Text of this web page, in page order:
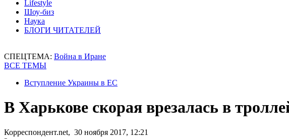
Lifestyle
Шоу-биз
Наука
БЛОГИ ЧИТАТЕЛЕЙ
СПЕЦТЕМА: Война в Иране
ВСЕ ТЕМЫ
Вступление Украины в ЕС
В Харькове скорая врезалась в
Корреспондент.net, 30 ноября 2017, 12:21